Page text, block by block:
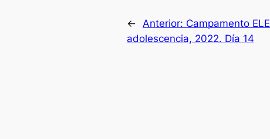
← Anterior: Campamento
adolescencia, 2022. Día 14